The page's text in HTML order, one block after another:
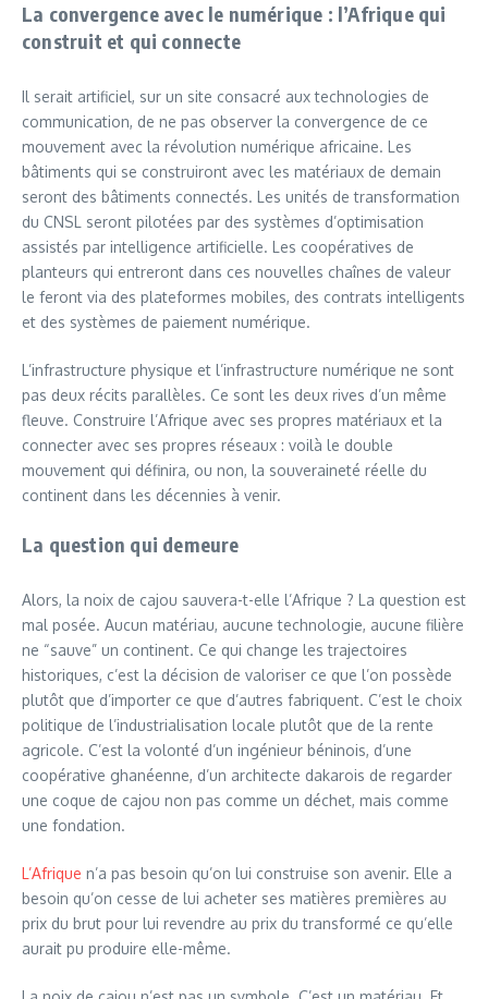
La convergence avec le numérique : l’Afrique qui
construit et qui connecte
Il serait artificiel, sur un site consacré aux technologies de
communication, de ne pas observer la convergence de ce
mouvement avec la révolution numérique africaine. Les
bâtiments qui se construiront avec les matériaux de demain
seront des bâtiments connectés. Les unités de transformation
du CNSL seront pilotées par des systèmes d’optimisation
assistés par intelligence artificielle. Les coopératives de
planteurs qui entreront dans ces nouvelles chaînes de valeur
le feront via des plateformes mobiles, des contrats intelligents
et des systèmes de paiement numérique.
L’infrastructure physique et l’infrastructure numérique ne sont
pas deux récits parallèles. Ce sont les deux rives d’un même
fleuve. Construire l’Afrique avec ses propres matériaux et la
connecter avec ses propres réseaux : voilà le double
mouvement qui définira, ou non, la souveraineté réelle du
continent dans les décennies à venir.
La question qui demeure
Alors, la noix de cajou sauvera-t-elle l’Afrique ? La question est
mal posée. Aucun matériau, aucune technologie, aucune filière
ne “sauve” un continent. Ce qui change les trajectoires
historiques, c’est la décision de valoriser ce que l’on possède
plutôt que d’importer ce que d’autres fabriquent. C’est le choix
politique de l’industrialisation locale plutôt que de la rente
agricole. C’est la volonté d’un ingénieur béninois, d’une
coopérative ghanéenne, d’un architecte dakarois de regarder
une coque de cajou non pas comme un déchet, mais comme
une fondation.
L’Afrique n’a pas besoin qu’on lui construise son avenir. Elle a
besoin qu’on cesse de lui acheter ses matières premières au
prix du brut pour lui revendre au prix du transformé ce qu’elle
aurait pu produire elle-même.